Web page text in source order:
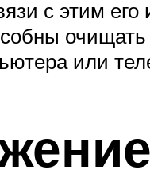
с этим
или